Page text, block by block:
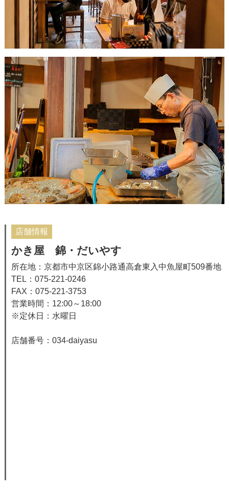
店舗情報
かき屋 錦・だいやす
所在地：京都市中京区錦小路通高倉東入中魚屋町509番地
TEL：075-221-0246
FAX：075-221-3753
営業時間：12:00～18:00
※定休日：水曜日
店舗番号：034-daiyasu